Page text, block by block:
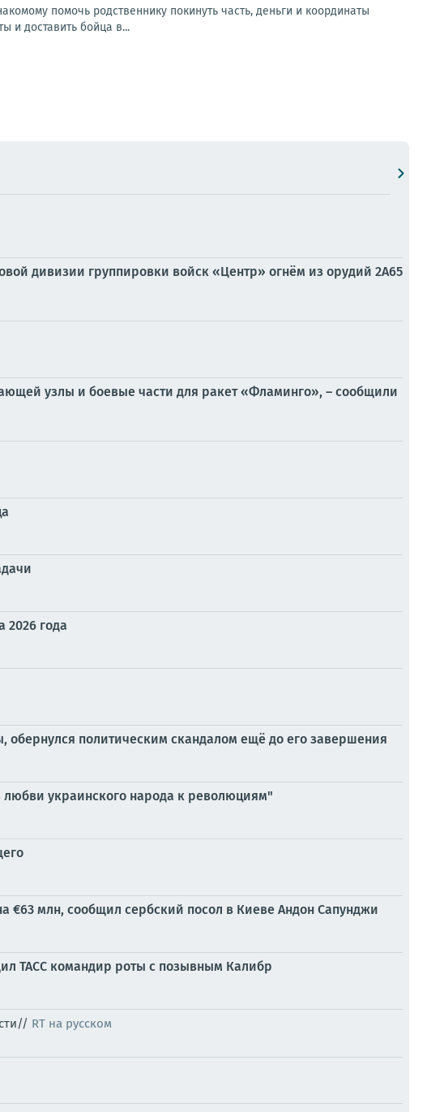
помочь родственнику покинуть часть, деньги и координаты
и доставить бойца в...
дивизии группировки войск «Центр» огнём из орудий 2А65
узлы и боевые части для ракет «Фламинго», – сообщили
2026 года
политическим скандалом ещё до его завершения
украинского народа к революциям"
€63 млн, сообщил сербский посол в Киеве Андон Сапунджи
ТАСС командир роты с позывным Калибр
RT на русском